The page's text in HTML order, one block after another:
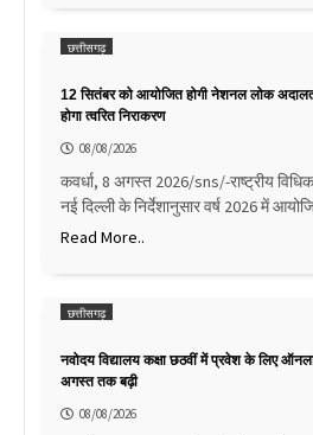
छत्तीसगढ़
12 सितंबर को आयोजित होगी नेशनल लोक अदालत
होगा त्वरित निराकरण
08/08/2026
कवर्धा, 8 अगस्त 2026/sns/-राष्ट्रीय
नई दिल्ली के निर्देशानुसार वर्ष 2026 में
Read More..
छत्तीसगढ़
नवोदय विद्यालय कक्षा छठवीं में प्रवेश के लिए
अगस्त तक बढ़ी
08/08/2026